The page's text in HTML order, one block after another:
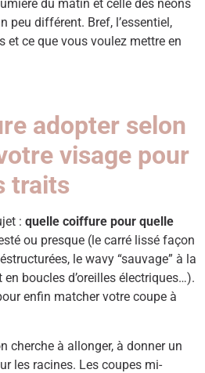
du matin et celle des néons
peu différent. Bref, l’essentiel,
et ce que vous voulez mettre en
adopter selon
visage pour
traits
: quelle coiffure pour quelle
ou presque (le carré lissé façon
le wavy “sauvage” à la
boucles d’oreilles électriques…).
enfin matcher votre coupe à
cherche à allonger, à donner un
les racines. Les coupes mi-